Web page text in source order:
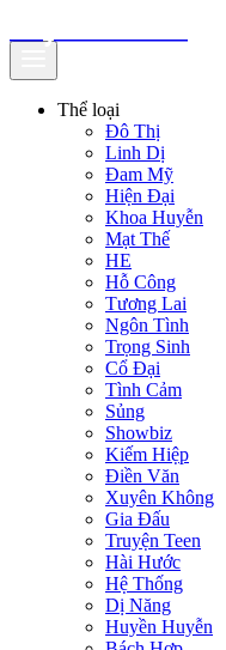
Thể loại
Đô Thị
Linh Dị
Đam Mỹ
Hiện Đại
Khoa Huyễn
Mạt Thế
HE
Hỗ Công
Tương Lai
Ngôn Tình
Trọng Sinh
Cổ Đại
Tình Cảm
Sủng
Showbiz
Kiếm Hiệp
Điền Văn
Xuyên Không
Gia Đấu
Truyện Teen
Hài Hước
Hệ Thống
Dị Năng
Huyền Huyễn